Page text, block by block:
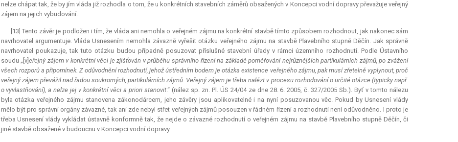
nelze chápat tak, že by jím vláda již rozhodla o tom, že u konkrétních stavebních záměrů obsažených v Koncepci vodní dopravy převažuje veřejný
zájem na jejich vybudování.
[13] Tento závěr je podložen i tím, že vláda ani nemohla o veřejném zájmu na konkrétní stavbě tímto způsobem rozhodnout, jak nakonec sám
navrhovatel argumentuje. Vláda Usnesením nemohla závazně vyřešit otázku veřejného zájmu na stavbě Plavebního stupně Děčín. Jak správně
navrhovatel poukazuje, tak tuto otázku budou případně posuzovat příslušné stavební úřady v rámci územního rozhodnutí. Podle Ústavního
soudu „[v]eřejný zájem v konkrétní věci je zjišťován v průběhu správního řízení na základě poměřování nejrůznějších partikulárních zájmů, po zvážení
všech rozporů a připomínek. Z odůvodnění rozhodnutí, jehož ústředním bodem je otázka existence veřejného zájmu, pak musí zřetelně vyplynout, proč
veřejný zájem převážil nad řadou soukromých, partikulárních zájmů. Veřejný zájem je třeba nalézt v procesu rozhodování o určité otázce (typicky např.
o vyvlastňování), a nelze jej v konkrétní věcia priori stanovit.“ (nález sp. zn. Pl. ÚS 24/04 ze dne 28. 6. 2005, č. 327/2005 Sb.). Byť v tomto nálezu
byla otázka veřejného zájmu stanovena zákonodárcem, jeho závěry jsou aplikovatelné i na nyní posuzovanou věc. Pokud by Usnesení vlády
mělo být pro správní orgány závazné, tak ani zde nebyl střet veřejných zájmů posouzen v řádném řízení a rozhodnutí není odůvodněno. I proto je
třeba Usnesení vlády vykládat ústavně konformně tak, že nejde o závazné rozhodnutí o veřejném zájmu na stavbě Plavebního stupně Děčín, či
jiné stavbě obsažené v budoucnu v Koncepci vodní dopravy.